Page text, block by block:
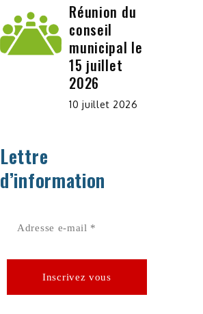
Réunion du
conseil
municipal le
15 juillet
2026
10 juillet 2026
Lettre
d’information